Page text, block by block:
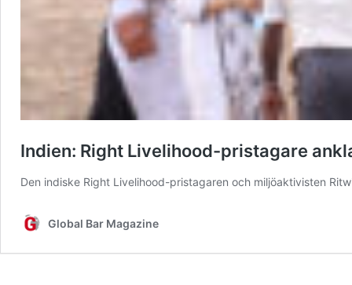
Indien: Right Livelihood-pristagare
Den indiske Right Livelihood-pristagaren och miljöaktivisten
Global Bar Magazine